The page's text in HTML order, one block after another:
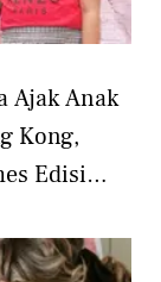
Ajak Anak
Kong,
Edisi